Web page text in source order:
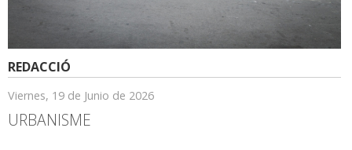
REDACCIÓ
Viernes, 19 de Junio de 2026
URBANISME